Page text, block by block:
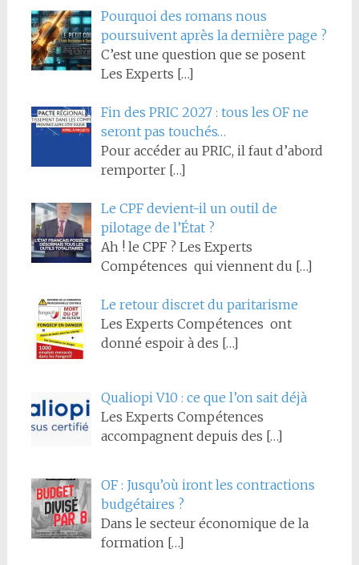
Pourquoi des romans nous
poursuivent après la dernière page ?
C’est une question que se posent
Les Experts […]
Fin des PRIC 2027 : tous les OF ne
seront pas touchés…
Pour accéder au PRIC, il faut d’abord
remporter […]
Le CPF devient-il un outil de
pilotage de l’État ?
Ah ! le CPF ? Les Experts
Compétences qui viennent du […]
Le retour discret du paritarisme
Les Experts Compétences ont
donné espoir à des […]
Qualiopi V10 : ce que l’on sait déjà
Les Experts Compétences
accompagnent depuis des […]
OF : Jusqu’où iront les contractions
budgétaires ?
Dans le secteur économique de la
formation […]